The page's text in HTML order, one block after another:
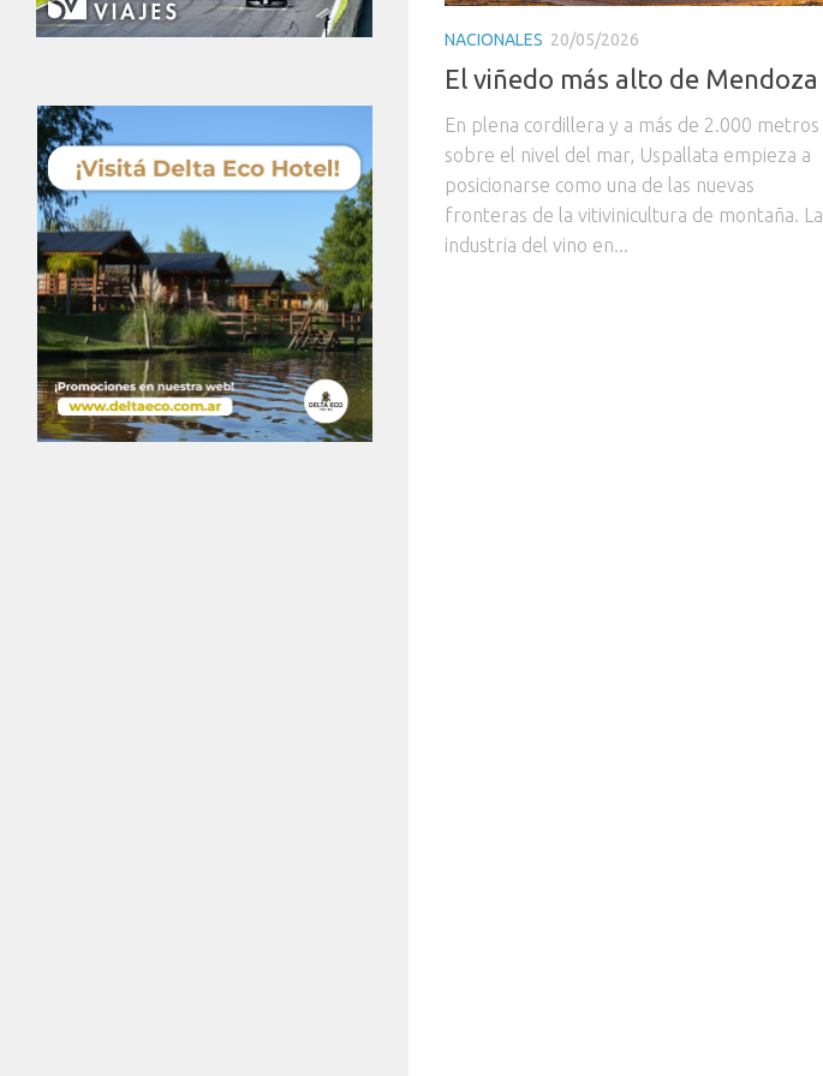
NACIONALES 20/05/2026
El viñedo más alto de Mendoza
En plena cordillera y a más de 2.000 metros
sobre el nivel del mar, Uspallata empieza a
posicionarse como una de las nuevas
fronteras de la vitivinicultura de montaña. La
industria del vino en...